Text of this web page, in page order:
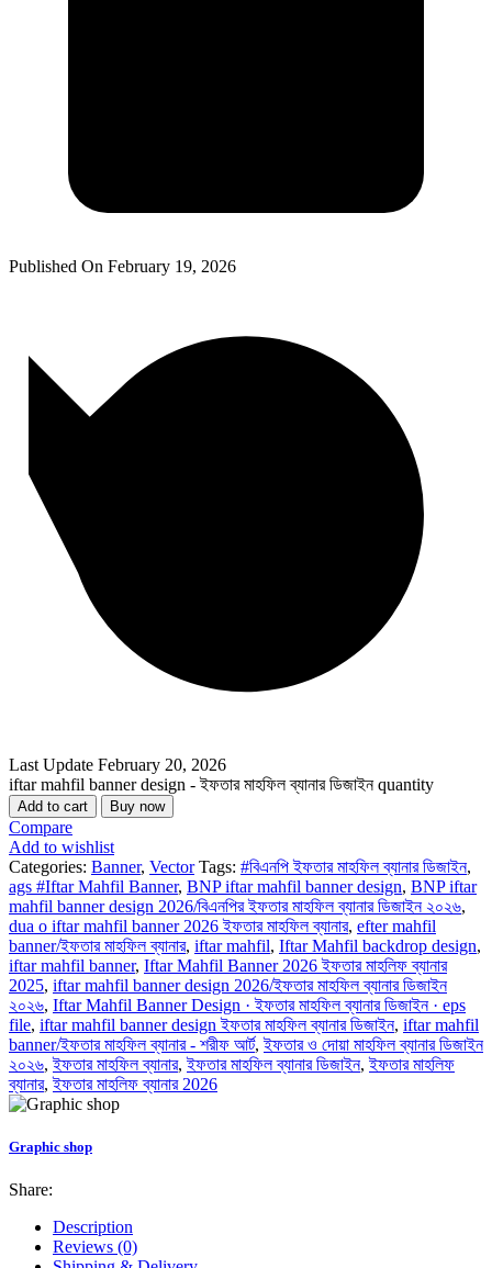
Published On February 19, 2026
Last Update February 20, 2026
iftar mahfil banner design - ইফতার মাহফিল ব্যানার ডিজাইন quantity
Add to cart Buy now
Compare
Add to wishlist
Categories: Banner, Vector Tags: #বিএনপি ইফতার মাহফিল ব্যানার ডিজাইন,
ags #Iftar Mahfil Banner, BNP iftar mahfil banner design, BNP iftar
mahfil banner design 2026/বিএনপির ইফতার মাহফিল ব্যানার ডিজাইন ২০২৬,
dua o iftar mahfil banner 2026 ইফতার মাহফিল ব্যানার, efter mahfil
banner/ইফতার মাহফিল ব্যানার, iftar mahfil, Iftar Mahfil backdrop design,
iftar mahfil banner, Iftar Mahfil Banner 2026 ইফতার মাহলিফ ব্যানার
2025, iftar mahfil banner design 2026/ইফতার মাহফিল ব্যানার ডিজাইন
২০২৬, Iftar Mahfil Banner Design · ইফতার মাহফিল ব্যানার ডিজাইন · eps
file, iftar mahfil banner design ইফতার মাহফিল ব্যানার ডিজাইন, iftar mahfil
banner/ইফতার মাহফিল ব্যানার - শরীফ আর্ট, ইফতার ও দোয়া মাহফিল ব্যানার ডিজাইন
২০২৬, ইফতার মাহফিল ব্যানার, ইফতার মাহফিল ব্যানার ডিজাইন, ইফতার মাহলিফ
ব্যানার, ইফতার মাহলিফ ব্যানার 2026
Graphic shop
Share:
Description
Reviews (0)